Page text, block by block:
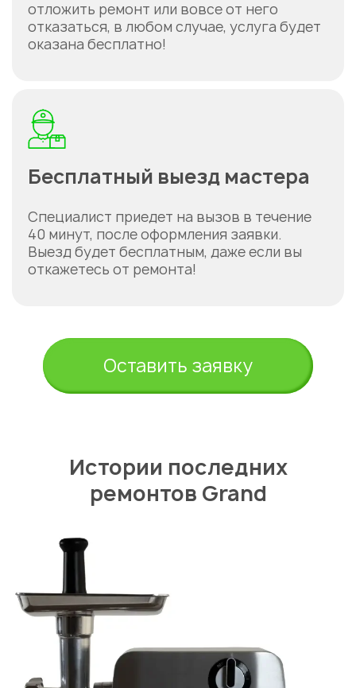
отложить ремонт или вовсе от него
отказаться, в любом случае, услуга будет
оказана бесплатно!
Бесплатный выезд мастера
Специалист приедет на вызов в течение
40 минут, после оформления заявки.
Выезд будет бесплатным, даже если вы
откажетесь от ремонта!
Оставить заявку
Истории последних
ремонтов Grand
Астана